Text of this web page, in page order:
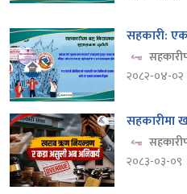
सहकारी: एक
२०८२-०४-०२
सहकारीमा
२०८३-०३-०९